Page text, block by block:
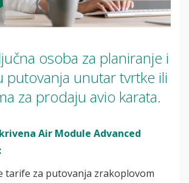
osoba za planiranje i
putovanja unutar tvrtke ili
za prodaju avio karata.
Air Module Advanced
tarife za putovanja zrakoplovom